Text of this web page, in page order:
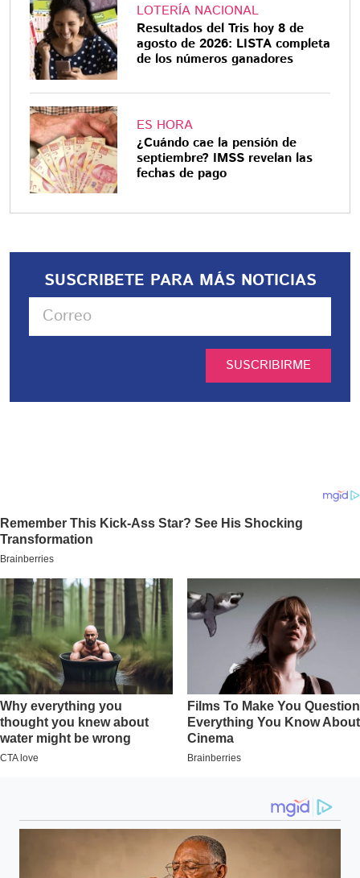
LOTERÍA NACIONAL
Resultados del Tris hoy 8 de
agosto de 2026: LISTA completa
de los números ganadores
ES HORA
¿Cuándo cae la pensión de
septiembre? IMSS revelan las
fechas de pago
SUSCRIBETE PARA MÁS NOTICIAS
SUSCRIBIRME